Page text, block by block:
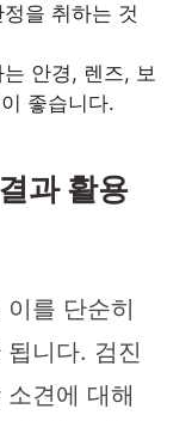
을 취하는 것
안경, 렌즈, 보
좋습니다.
과 활용
를 단순히
니다. 검진
견에 대해